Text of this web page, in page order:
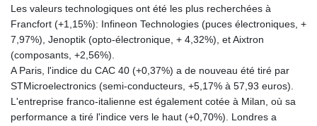
Les valeurs technologiques ont été les plus recherchées à
Francfort (+1,15%): Infineon Technologies (puces électroniques, +
7,97%), Jenoptik (opto-électronique, + 4,32%), et Aixtron
(composants, +2,56%).
A Paris, l'indice du CAC 40 (+0,37%) a de nouveau été tiré par
STMicroelectronics (semi-conducteurs, +5,17% à 57,93 euros).
L'entreprise franco-italienne est également cotée à Milan, où sa
performance a tiré l'indice vers le haut (+0,70%). Londres a